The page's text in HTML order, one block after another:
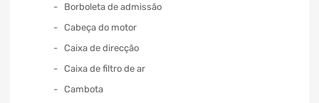
Borboleta de admissão
Cabeça do motor
Caixa de direcção
Caixa de filtro de ar
Cambota